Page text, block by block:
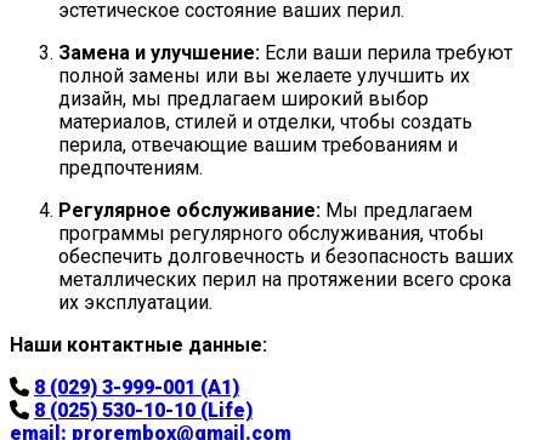
эстетическое состояние ваших перил.
Замена и улучшение: Если ваши перила требуют
полной замены или вы желаете улучшить их
дизайн, мы предлагаем широкий выбор
материалов, стилей и отделки, чтобы создать
перила, отвечающие вашим требованиям и
предпочтениям.
Регулярное обслуживание: Мы предлагаем
программы регулярного обслуживания, чтобы
обеспечить долговечность и безопасность ваших
металлических перил на протяжении всего срока
их эксплуатации.
Наши контактные данные:
8 (029) 3-999-001 (A1)
8 (025) 530-10-10 (Life)
email: prorembox@gmail.com